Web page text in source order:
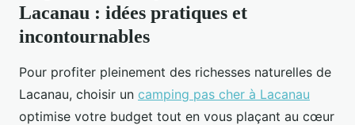
Lacanau : idées pratiques et
incontournables
Pour profiter pleinement des richesses naturelles de
Lacanau, choisir un camping pas cher à Lacanau
optimise votre budget tout en vous plaçant au cœur